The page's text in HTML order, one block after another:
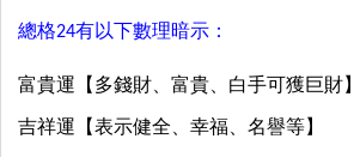
總格24有以下數理暗示：
富貴運【多錢財、富貴、白手可獲巨財】
吉祥運【表示健全、幸福、名譽等】